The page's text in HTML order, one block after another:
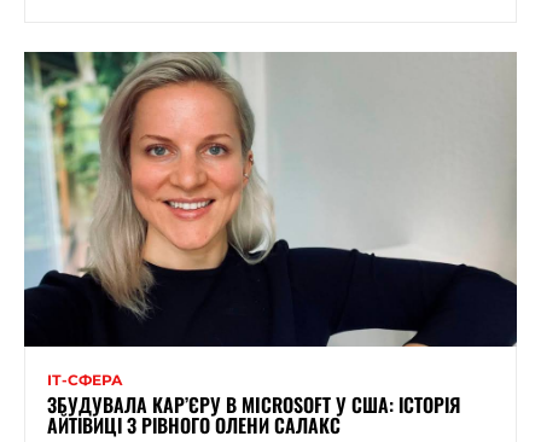
ІТ-СФЕРА
ЗБУДУВАЛА КАР’ЄРУ В MICROSOFT У США: ІСТОРІЯ
АЙТІВИЦІ З РІВНОГО ОЛЕНИ САЛАКС